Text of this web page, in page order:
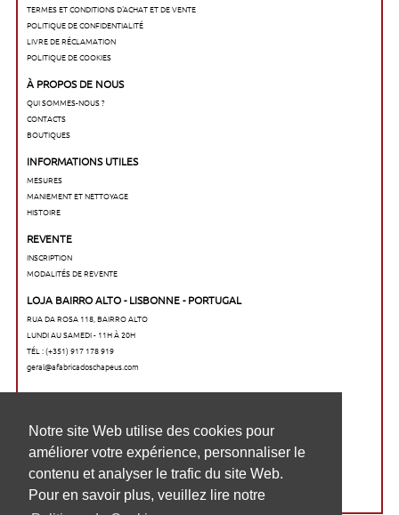
O nosso website utiliza cookies para
melhorar a sua experiência de navegação,
personalizar conteúdos e analisar o tráfego
no website. Para saber mais, consulte a
Notre site Web utilise des cookies pour
améliorer votre expérience, personnaliser le
contenu et analyser le trafic du site Web.
Pour en savoir plus, veuillez lire notre
TERMES ET CONDITIONS D'ACHAT ET DE VENTE
POLITIQUE DE CONFIDENTIALITÉ
LIVRE DE RÉCLAMATION
POLITIQUE DE COOKIES
À PROPOS DE NOUS
QUI SOMMES-NOUS ?
CONTACTS
BOUTIQUES
INFORMATIONS UTILES
MESURES
MANIEMENT ET NETTOYAGE
HISTOIRE
REVENTE
INSCRIPTION
MODALITÉS DE REVENTE
LOJA BAIRRO ALTO - LISBONNE - PORTUGAL
RUA DA ROSA 118, BAIRRO ALTO
LUNDI AU SAMEDI - 11H À 20H
TÉL : (+351) 917 178 919
geral@afabricadoschapeus.com